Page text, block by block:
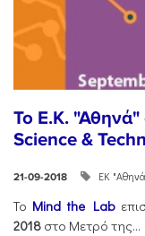
Το Ε.Κ.
Science &
21-09-2018 ΕΚ
Το Mind the Lab
2018 στο Μετρό της...